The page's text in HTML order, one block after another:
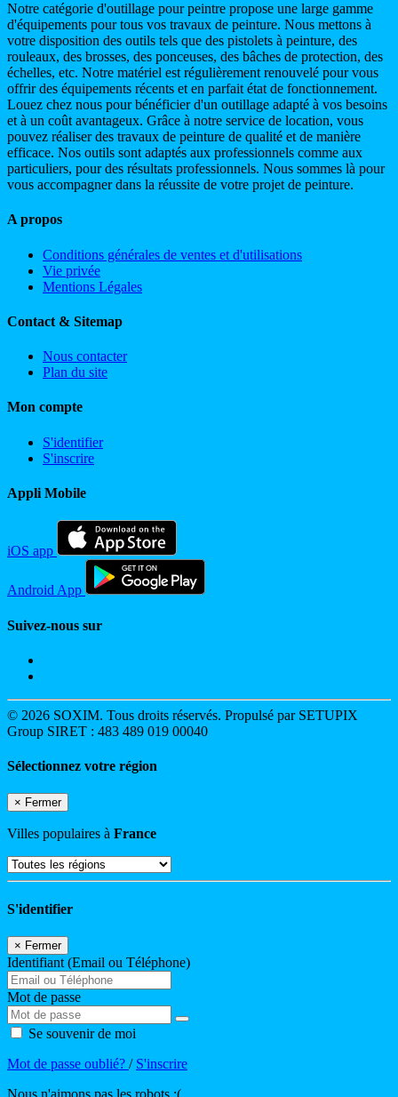
Notre catégorie d'outillage pour peintre propose une large gamme
d'équipements pour tous vos travaux de peinture. Nous mettons à
votre disposition des outils tels que des pistolets à peinture, des
rouleaux, des brosses, des ponceuses, des bâches de protection, des
échelles, etc. Notre matériel est régulièrement renouvelé pour vous
offrir des équipements récents et en parfait état de fonctionnement.
Louez chez nous pour bénéficier d'un outillage adapté à vos besoins
et à un coût avantageux. Grâce à notre service de location, vous
pouvez réaliser des travaux de peinture de qualité et de manière
efficace. Nos outils sont adaptés aux professionnels comme aux
particuliers, pour des résultats professionnels. Nous sommes là pour
vous accompagner dans la réussite de votre projet de peinture.
A propos
Conditions générales de ventes et d'utilisations
Vie privée
Mentions Légales
Contact & Sitemap
Nous contacter
Plan du site
Mon compte
S'identifier
S'inscrire
Appli Mobile
iOS app
Android App
Suivez-nous sur
© 2026 SOXIM. Tous droits réservés. Propulsé par SETUPIX
Group SIRET : 483 489 019 00040
Sélectionnez votre région
× Fermer
Villes populaires à France
S'identifier
× Fermer
Identifiant (Email ou Téléphone)
Mot de passe
Se souvenir de moi
Mot de passe oublié? / S'inscrire
Nous n'aimons pas les robots :(